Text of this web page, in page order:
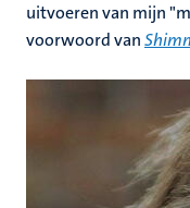
uitvoeren van mijn
voorwoord van